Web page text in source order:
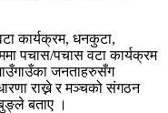
कार्यक्रम, धनकुटा,
पचास/पचास वटा कार्यक्रम
जनताहरुसँग
राख्ने र मञ्चको संगठन
बताए ।